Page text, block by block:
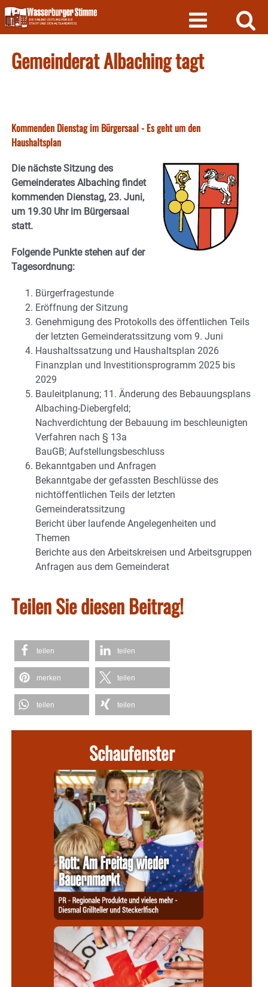
Skip
to
content
Gemeinderat Albaching tagt
Kommenden Dienstag im Bürgersaal - Es geht um den
Haushaltsplan
Die nächste Sitzung des
Gemeinderates Albaching findet
kommenden Dienstag, 23. Juni,
um 19.30 Uhr im Bürgersaal
statt.
Folgende Punkte stehen auf der
Tagesordnung:
Bürgerfragestunde
Eröffnung der Sitzung
Genehmigung des Protokolls des öffentlichen Teils
der letzten Gemeinderatssitzung vom 9. Juni
Haushaltssatzung und Haushaltsplan 2026
Finanzplan und Investitionsprogramm 2025 bis
2029
Bauleitplanung; 11. Änderung des Bebauungsplans
Albaching-Diebergfeld;
Nachverdichtung der Bebauung im beschleunigten
Verfahren nach § 13a
BauGB; Aufstellungsbeschluss
Bekanntgaben und Anfragen
Bekanntgabe der gefassten Beschlüsse des
nichtöffentlichen Teils der letzten
Gemeinderatssitzung
Bericht über laufende Angelegenheiten und
Themen
Berichte aus den Arbeitskreisen und Arbeitsgruppen
Anfragen aus dem Gemeinderat
Teilen Sie diesen Beitrag!
teilen teilen
merken teilen
teilen teilen
Schaufenster